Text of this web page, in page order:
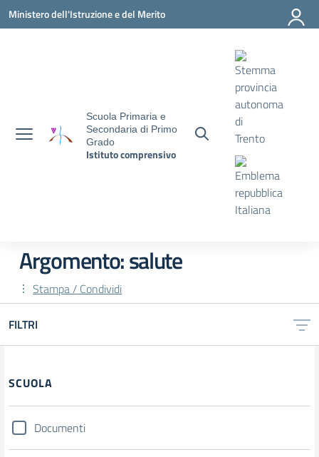
Vai ai contenuti
Vai al menu di navigazione
Vai al footer
Ministero dell'Istruzione e del Merito
Scuola Primaria e
Secondaria di Primo
Grado
Istituto comprensivo
Argomento: salute
Stampa / Condividi
FILTRI
SCUOLA
Documenti